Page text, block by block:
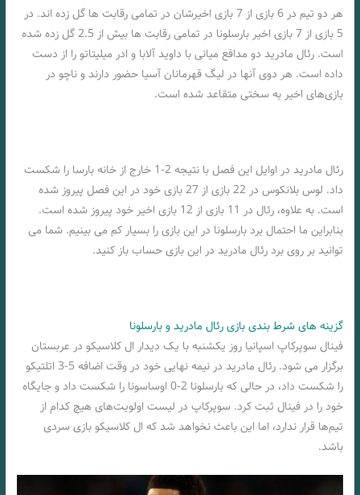
هر دو تیم در 6 بازی از 7 بازی اخیرشان در تمامی رقابت ها گل زده اند. در
5 بازی از 7 بازی اخیر بارسلونا در تمامی رقابت ها بیش از 2.5 گل زده شده
است. رئال مادرید دو مدافع میانی با داوید آلابا و ادر میلیتاتو را از دست
داده است. هر دوی آنها در لیگ قهرمانان آسیا حضور دارند و ناچو در
بازی‌های اخیر به سختی متقاعد شده است.
رئال مادرید در اوایل این فصل با نتیجه 2-1 خارج از خانه بارسا را شکست
داد. لوس بلانکوس در 22 بازی از 27 بازی خود در این فصل پیروز شده
است. به علاوه، رئال در 11 بازی از 12 بازی اخیر خود پیروز شده است.
بنابراین ما احتمال برد بارسلونا در این بازی را بسیار کم می بینیم. شما می
توانید بر روی برد رئال مادرید در این بازی حساب باز کنید.
گزینه های شرط بندی بازی رئال مادرید و بارسلونا
فینال سوپرکاپ اسپانیا روز یکشنبه با یک دیدار ال کلاسیکو در عربستان
برگزار می شود. رئال مادرید در نیمه نهایی خود در وقت اضافه 5-3 اتلتیکو
را شکست داد، در حالی که بارسلونا 2-0 اوساسونا را شکست داد و جایگاه
خود را در فینال ثبت کرد. سوپرکاپ در لیست اولویت‌های هیچ کدام از
تیم‌ها قرار ندارد، اما این باعث نخواهد شد که ال کلاسیکو بازی سردی
باشد.